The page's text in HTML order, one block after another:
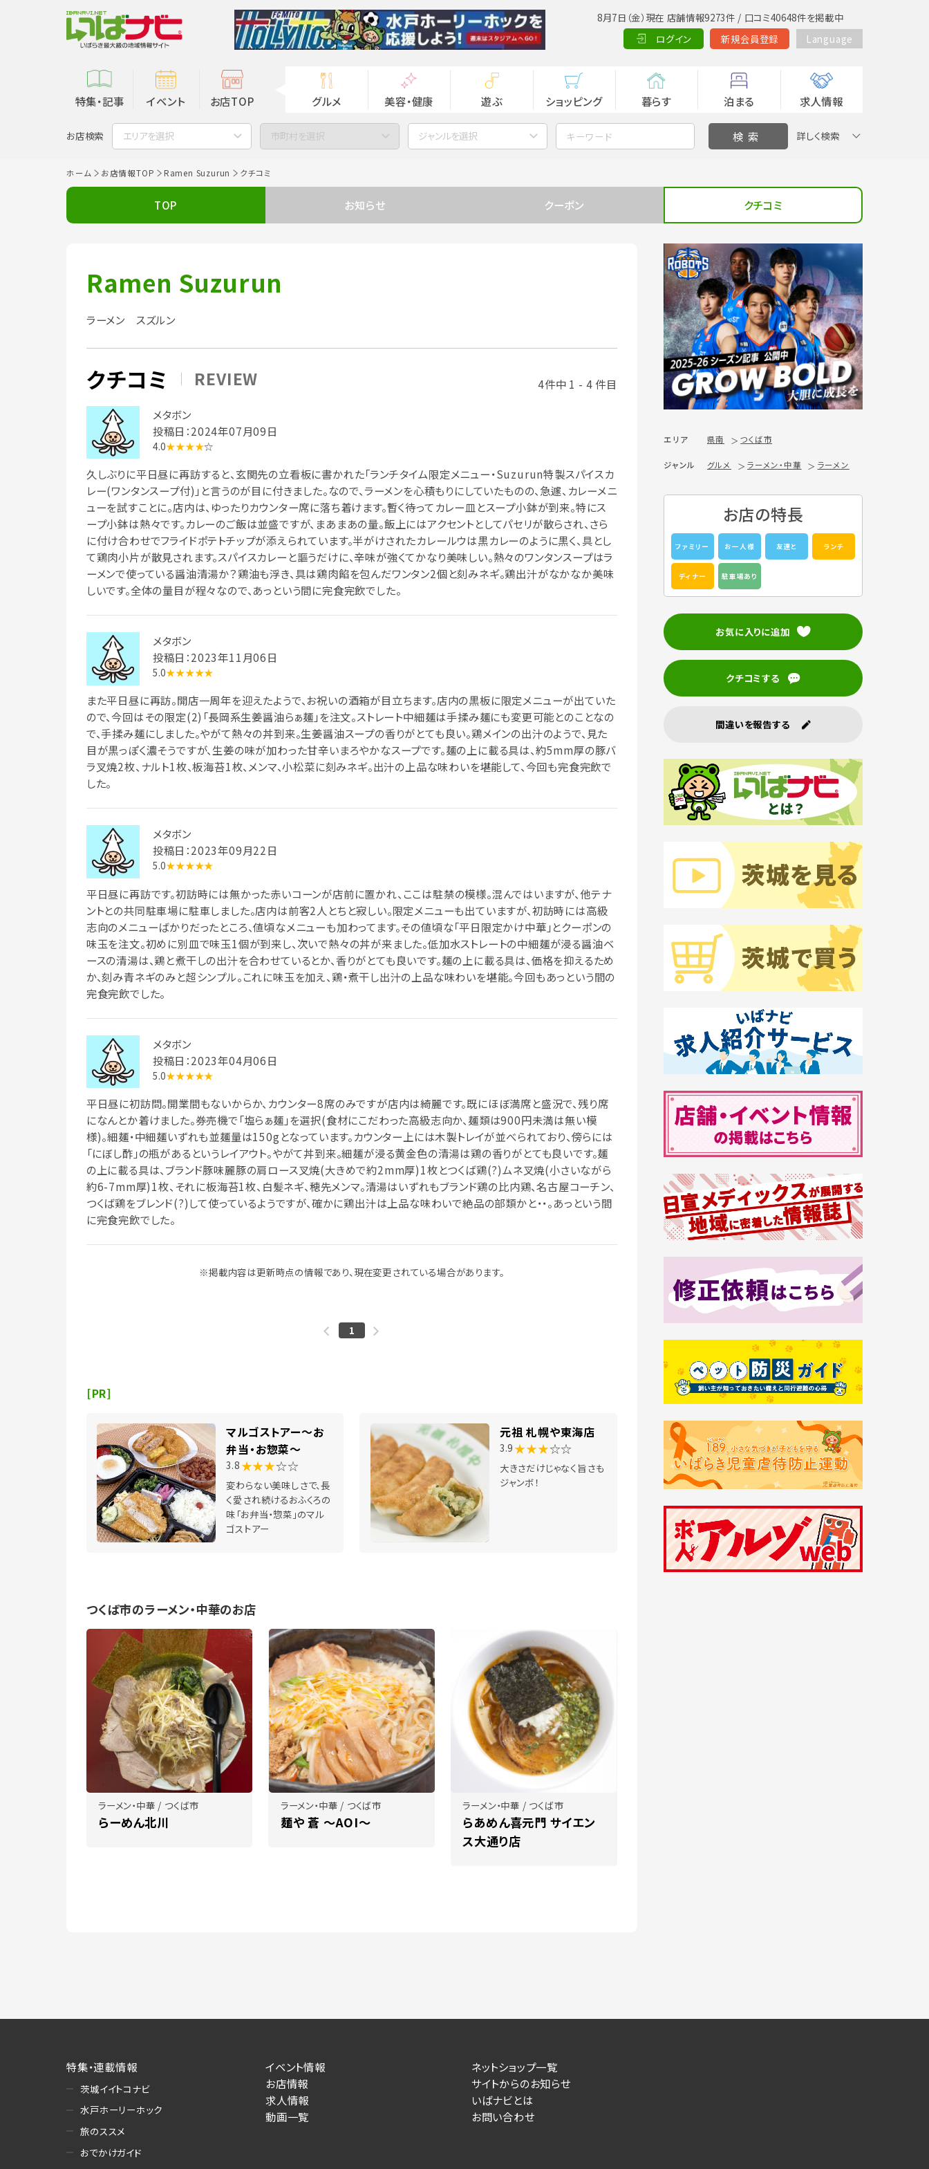
8月7日（金）現在 店舗情報9273件 / 口コミ40648件を掲載中
ログイン
新規会員登録 Language
特集・記事 イベント お店TOP グルメ 美容・健康 遊ぶ ショッピング 暮らす 泊まる 求人情報
お店検索 エリアを選択 市町村を選択 ジャンルを選択 詳しく検索
ホーム お店情報TOP Ramen Suzurun クチコミ
TOP お知らせ クーポン クチコミ
Ramen Suzurun
ラーメン スズルン
クチコミ REVIEW
4件中 1 - 4 件目
メタボン
投稿日：2024年07月09日
4.0★★★★☆
久しぶりに平日昼に再訪すると、玄関先の立看板に書かれた「ランチタイム限定メニュー・Suzurun特製スパイスカ
レー(ワンタンスープ付)」と言うのが目に付きました。なので、ラーメンを心積もりにしていたものの、急遽、カレーメニ
ューを試すことに。店内は、ゆったりカウンター席に落ち着けます。暫く待ってカレー皿とスープ小鉢が到来。特にス
ープ小鉢は熱々です。カレーのご飯は並盛ですが、まあまあの量。飯上にはアクセントとしてパセリが散らされ、さら
に付け合わせでフライドポテトチップが添えられています。半がけされたカレールウは黒カレーのように黒く、具とし
て鶏肉小片が散見されます。スパイスカレーと謳うだけに、辛味が強くてかなり美味しい。熱々のワンタンスープはラ
ーメンで使っている醤油清湯か？鶏油も浮き、具は鶏肉餡を包んだワンタン2個と刻みネギ。鶏出汁がなかなか美味
しいです。全体の量目が程々なので、あっという間に完食完飲でした。
メタボン
投稿日：2023年11月06日
5.0★★★★★
また平日昼に再訪。開店一周年を迎えたようで、お祝いの酒箱が目立ちます。店内の黒板に限定メニューが出ていた
ので、今回はその限定(2)「長岡系生姜醤油らぁ麺」を注文。ストレート中細麺は手揉み麺にも変更可能とのことなの
で、手揉み麺にしました。やがて熱々の丼到来。生姜醤油スープの香りがとても良い。鶏メインの出汁のようで、見た
目が黒っぽく濃そうですが、生姜の味が加わった甘辛いまろやかなスープです。麺の上に載る具は、約5mm厚の豚バ
ラ叉焼2枚、ナルト1枚、板海苔1枚、メンマ、小松菜に刻みネギ。出汁の上品な味わいを堪能して、今回も完食完飲で
した。
メタボン
投稿日：2023年09月22日
5.0★★★★★
平日昼に再訪です。初訪時には無かった赤いコーンが店前に置かれ、ここは駐禁の模様。混んではいますが、他テナ
ントとの共同駐車場に駐車しました。店内は前客2人とちと寂しい。限定メニューも出ていますが、初訪時には高級
志向のメニューばかりだったところ、値頃なメニューも加わってます。その値頃な「平日限定かけ中華」とクーポンの
味玉を注文。初めに別皿で味玉1個が到来し、次いで熱々の丼が来ました。低加水ストレートの中細麺が浸る醤油ベ
ースの清湯は、鶏と煮干しの出汁を合わせているとか、香りがとても良いです。麺の上に載る具は、価格を抑えるため
か、刻み青ネギのみと超シンプル。これに味玉を加え、鶏・煮干し出汁の上品な味わいを堪能。今回もあっという間の
完食完飲でした。
メタボン
投稿日：2023年04月06日
5.0★★★★★
平日昼に初訪問。開業間もないからか、カウンター8席のみですが店内は綺麗です。既にほぼ満席と盛況で、残り席
になんとか着けました。券売機で「塩らぁ麺」を選択(食材にこだわった高級志向か、麺類は900円未満は無い模
様)。細麺・中細麺いずれも並麺量は150gとなっています。カウンター上には木製トレイが並べられており、傍らには
「にぼし酢」の瓶があるというレイアウト。やがて丼到来。細麺が浸る黄金色の清湯は鶏の香りがとても良いです。麺
の上に載る具は、ブランド豚味麗豚の肩ロース叉焼(大きめで約2mm厚)1枚とつくば鶏(?)ムネ叉焼(小さいながら
約6-7mm厚)1枚、それに板海苔1枚、白髪ネギ、穂先メンマ。清湯はいずれもブランド鶏の比内鶏、名古屋コーチン、
つくば鶏をブレンド(?)して使っているようですが、確かに鶏出汁は上品な味わいで絶品の部類かと・・。あっという間
に完食完飲でした。
※掲載内容は更新時点の情報であり、現在変更されている場合があります。
1
[PR]
マルゴストアー～お
弁当・お惣菜～
3.8 ★★★☆☆
変わらない美味しさで、長
く愛され続けるおふくろの
味「お弁当・惣菜」のマル
ゴストアー
元祖 札幌や東海店
3.9 ★★★☆☆
大きさだけじゃなく旨さも
ジャンボ！
つくば市のラーメン・中華のお店
ラーメン・中華 / つくば市
らーめん北川
ラーメン・中華 / つくば市
麺や 蒼 ～AOI～
ラーメン・中華 / つくば市
らあめん喜元門 サイエン
ス大通り店
エリア 県南 つくば市
ジャンル グルメ ラーメン・中華 ラーメン
お店の特長
ファミリー お一人様 友達と ランチ
ディナー 駐車場あり
お気に入りに追加
クチコミする
間違いを報告する
特集・連載情報
茨城イイトコナビ
水戸ホーリーホック
旅のススメ
おでかけガイド
イベント情報
お店情報
求人情報
動画一覧
ネットショップ一覧
サイトからのお知らせ
いばナビとは
お問い合わせ